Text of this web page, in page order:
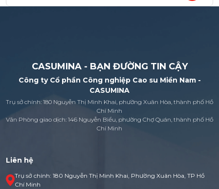
CASUMINA - BẠN ĐƯỜNG TIN CẬY
Công ty Cổ phần Công nghiệp Cao su Miền Nam -
CASUMINA
Trụ sở chính: 180 Nguyễn Thị Minh Khai, phường Xuân Hòa, thành phố Hồ
Chí Minh
Văn Phòng giao dịch: 146 Nguyễn Biểu, phường Chợ Quán, thành phố Hồ
Chí Minh
Liên hệ
Trụ sở chính: 180 Nguyễn Thị Minh Khai, Phường Xuân Hòa, TP Hồ
Chí Minh